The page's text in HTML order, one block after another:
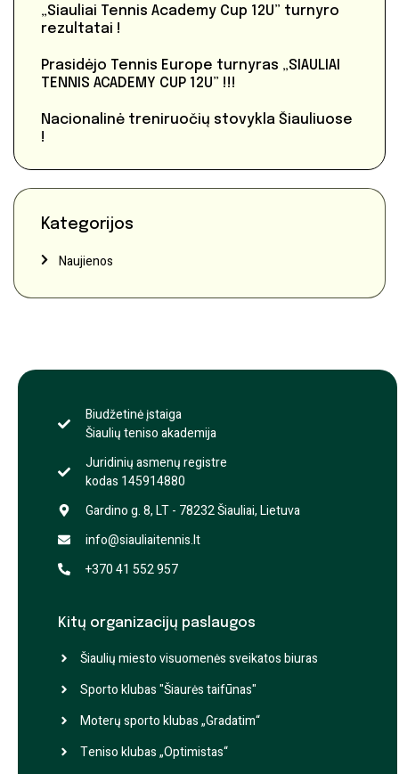
„Siauliai Tennis Academy Cup 12U” turnyro
rezultatai !
Prasidėjo Tennis Europe turnyras „SIAULIAI
TENNIS ACADEMY CUP 12U” !!!
Nacionalinė treniruočių stovykla Šiauliuose
!
Kategorijos
Naujienos
Biudžetinė įstaiga
Šiaulių teniso akademija
Juridinių asmenų registre
kodas 145914880
Gardino g. 8, LT - 78232 Šiauliai, Lietuva
info@siauliaitennis.lt
+370 41 552 957
Kitų organizacijų paslaugos
Šiaulių miesto visuomenės sveikatos biuras
Sporto klubas "Šiaurės taifūnas"
Moterų sporto klubas „Gradatim“
Teniso klubas „Optimistas“